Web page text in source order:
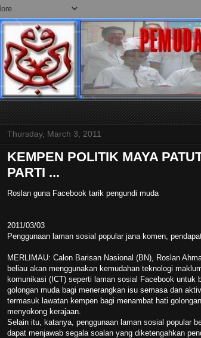
Thursday, March 3, 2011
KEMPEN POLITIK MAYA
PARTI ...
Roslan guna Facebook tarik pengundi muda
2011/03/03
Penggunaan laman sosial popular jana komen,
MERLIMAU: Calon Barisan Nasional (BN), Roslan
beliau akan menggunakan kemudahan teknologi
komunikasi (ICT) seperti laman sosial Facebook untuk
golongan muda bagi menerangkan isu semasa dan
termasuk lawatan kempen bagi menambat hati
menyokong kerajaan.
Selain itu, katanya, penggunaan laman sosial popular
dapat menjawab segala soalan yang diketengahkan